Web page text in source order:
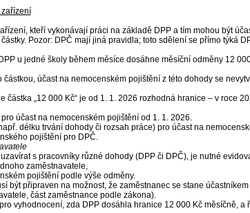
kteří vykonávají práci na základě DPP a tím mohou být
Pozor: DPČ mají jiná pravidla; toto sdělení se přímo týká
u jedné školy během měsíce dosáhne měsíční odměny 12
částkou, účast na nemocenském pojištění z této dohody se
částka „12 000 Kč“ je od 1. 1. 2026 rozhodná hranice – v roce
účast na nemocenském pojištění od 1. 1. 2026.
délku trvání dohody či rozsah práce) pro účast na
pojištění pro DPČ.
s pracovníky různé dohody (DPP či DPČ), je nutné
zaměstnavatele,
pojištění podle výše odměny.
být připraven na možnost, že zaměstnanec se stane
část zaměstnance podle zákona).
vyhodnocení, zda DPP dosáhla hranice 12 000 Kč měsíčně, a